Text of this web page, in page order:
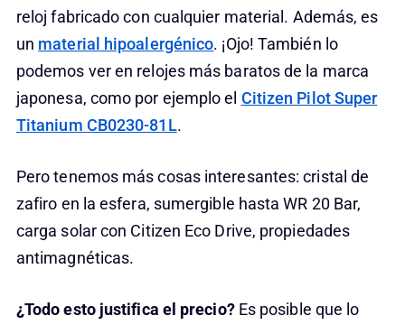
reloj fabricado con cualquier material. Además, es
un material hipoalergénico. ¡Ojo! También lo
podemos ver en relojes más baratos de la marca
japonesa, como por ejemplo el Citizen Pilot Super
Titanium CB0230-81L.
Pero tenemos más cosas interesantes: cristal de
zafiro en la esfera, sumergible hasta WR 20 Bar,
carga solar con Citizen Eco Drive, propiedades
antimagnéticas.
¿Todo esto justifica el precio?Es posible que lo